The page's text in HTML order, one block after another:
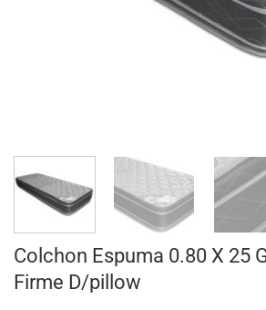
Colchon Espuma 0.80 X 25
Firme D/pillow